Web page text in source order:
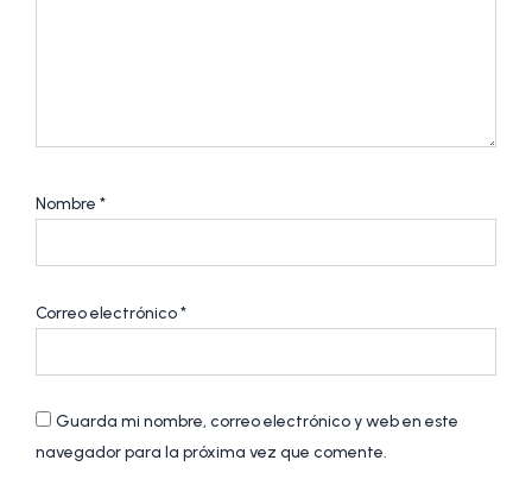
Nombre *
Correo electrónico*
Guarda mi nombre, correo electrónico y web en este
navegador para la próxima vez que comente.